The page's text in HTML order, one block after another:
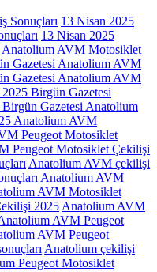
Sonuçları 13 Nisan 2025
13 Nisan 2025
Anatolium AVM Motosiklet
Gazetesi Anatolium AVM
Gazetesi Anatolium AVM
Birgün Gazetesi
Birgün Gazetesi Anatolium
Anatolium AVM
Peugeot Motosiklet
Peugeot Motosiklet Çekilişi
Anatolium AVM çekilişi
Anatolium AVM
AVM Motosiklet
2025 Anatolium AVM
AVM Peugeot
AVM Peugeot
Anatolium çekilişi
Peugeot Motosiklet